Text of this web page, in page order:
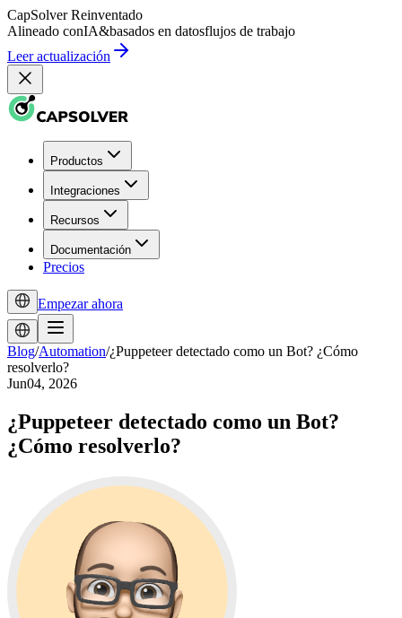
CapSolver Reinventado
Alineado conIA&basados en datosflujos de trabajo
Leer actualización
Productos
Integraciones
Recursos
Documentación
Precios
Empezar ahora
Blog/Automation/¿Puppeteer detectado como un Bot? ¿Cómo
resolverlo?
Jun04, 2026
¿Puppeteer detectado como un Bot?
¿Cómo resolverlo?